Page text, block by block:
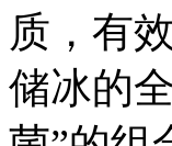
质，有
储冰的